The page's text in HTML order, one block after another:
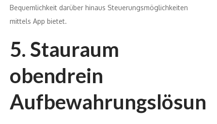
Bequemlichkeit darüber hinaus Steuerungsmöglichkeiten
mittels App bietet.
5. Stauraum
obendrein
Aufbewahrungslösun